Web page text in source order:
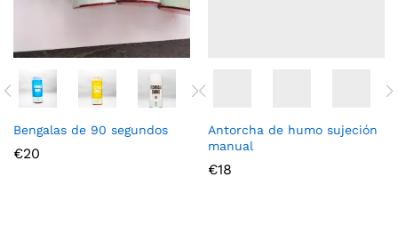
Bengalas de 90 segundos
€20
Antorcha de humo sujeción
manual
€18